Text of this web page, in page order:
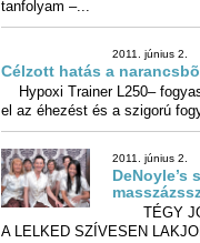
ember, aki megalkotta a
2011. május 4.
Az emésztési zavar okai
...
2011. április 13.
Bolondos
Április 1-
vezérelve